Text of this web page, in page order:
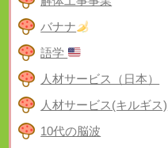
バナナ
語学
人材サービス（日本）
人材サービス(キルギス)
10代の脳波